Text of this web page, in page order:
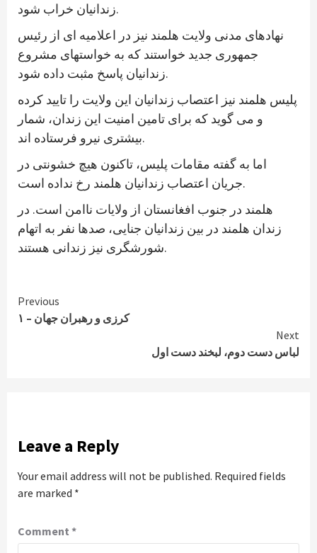
زندانیان خراب شود.
نهادهای مدنی ولایت هلمند نیز در اعلامیه ای از رئیس
جمهوری جدید خواستند که به خواستهای مشروع
زندانیان پاسخ مثبت داده شود.
پلیس هلمند نیز اعتصاب زندانیان این ولایت را تایید کرده
و می گوید که برای تامین امنیت این زندان، شمار
بیشتری نیرو فرستاده اند.
اما به گفته مقامات پلیس، تاکنون هیچ خشونتی در
جریان اعتصاب زندانیان هلمند رخ نداده است.
هلمند در جنوب افغانستان از ولایات ناامن است. در
زندان هلمند در بین زندانیان جنایی، صدها نفر به اتهام
شورشگری نیز زندانی هستند.
Continue
Reading
Previous
کرزی و رهبران جهان – ۱
Next
لباس دست دوم، لبخند دست اول
Leave a Reply
Your email address will not be published. Required fields
are marked *
Comment *